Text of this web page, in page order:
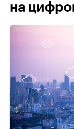
на